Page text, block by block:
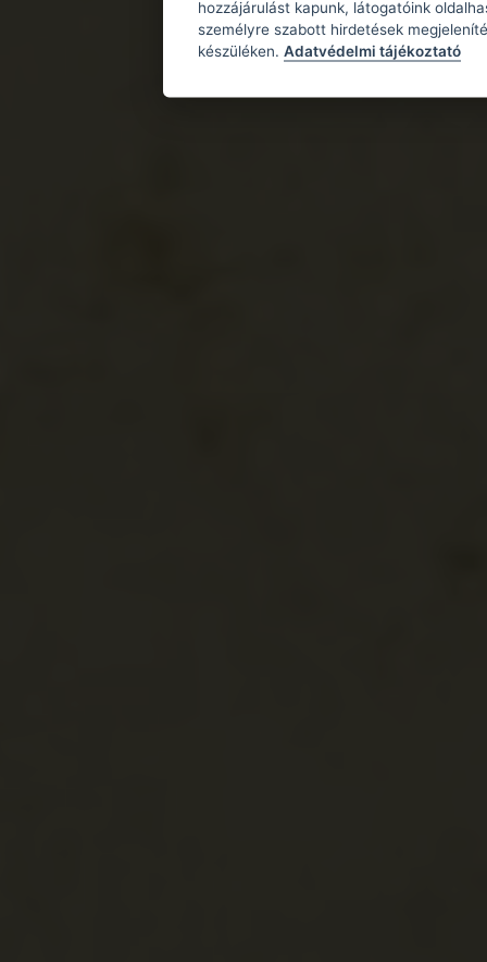
hozzájárulást kapunk, látogatóink
személyre szabott hirdetések
készüléken. Adatvédelmi tájékoztató